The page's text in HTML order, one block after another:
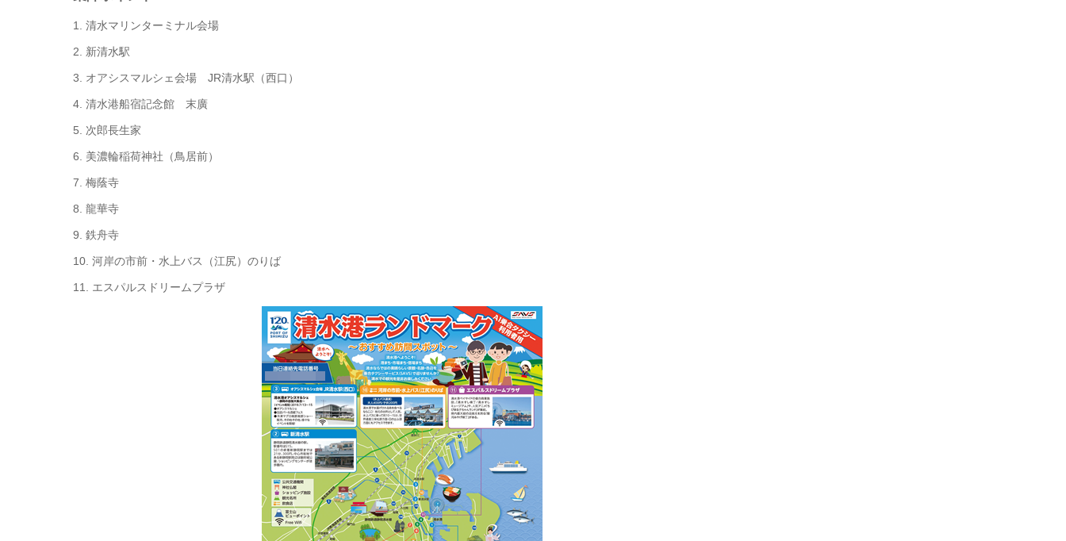
1. 清水マリンターミナル会場
2. 新清水駅
3. オアシスマルシェ会場 JR清水駅（西口）
4. 清水港船宿記念館 末廣
5. 次郎長生家
6. 美濃輪稲荷神社（鳥居前）
7. 梅蔭寺
8. 龍華寺
9. 鉄舟寺
10. 河岸の市前・水上バス（江尻）のりば
11. エスパルスドリームプラザ